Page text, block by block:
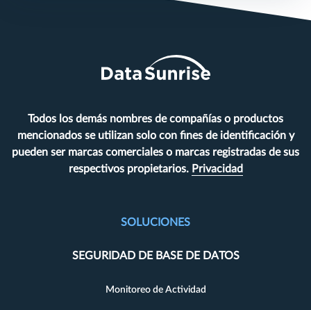
Todos los demás nombres de compañías o productos
mencionados se utilizan solo con fines de identificación y
pueden ser marcas comerciales o marcas registradas de sus
respectivos propietarios. Privacidad
SOLUCIONES
SEGURIDAD DE BASE DE DATOS
Monitoreo de Actividad